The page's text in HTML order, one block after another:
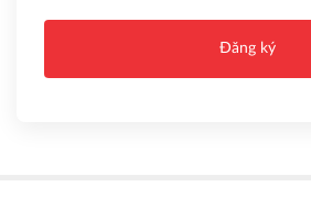
Đăng ký